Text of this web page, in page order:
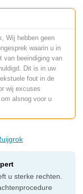
Wij hebben geen
waarin u in
van beeindiging van
Dit is in uw
fout in de
wij excuses
alsnog voor u
u sterke rechten.